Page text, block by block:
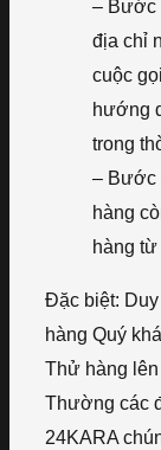
– Bước
địa chỉ
cuộc
hướng
trong
– Bước
hàng
hàng
Đặc biệt:
hàng Quý
Thử hàng lên
Thường các
24KARA